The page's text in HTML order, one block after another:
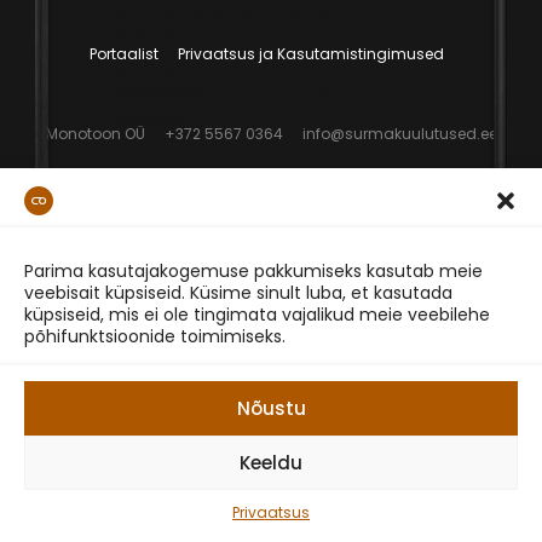
Parima kasutajakogemuse pakkumiseks kasutab meie
veebisait küpsiseid. Küsime sinult luba, et kasutada
küpsiseid, mis ei ole tingimata vajalikud meie veebilehe
põhifunktsioonide toimimiseks.
Nõustu
Keeldu
Privaatsus
Portaalist Privaatsus ja Kasutamistingimused
Monotoon OÜ +372 5567 0364 info@surmakuulutused.ee